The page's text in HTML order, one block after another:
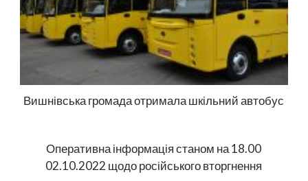
Вишнівська громада отримала шкільний автобус
Оперативна інформація станом на 18.00
02.10.2022 щодо російського вторгнення